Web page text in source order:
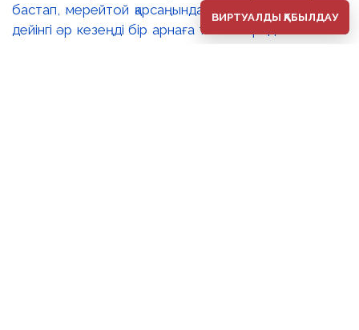
бастап, мерейтой қарсаңындағы соңғы еңбектеріне
дейінгі әр кезеңді бір арнаға тоғыстырады. 🔸Павел
ВИРТУАЛДЫ ҚАБЫЛДАУ